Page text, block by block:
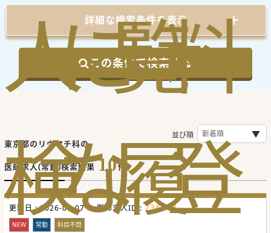
人
検
に
な
覧
履
料
登
詳細な検索条件を表示
この条件で検索する
東京都のリウマチ科の
医師求人(常勤)検索結果 10件
並び順
更新日 :2026-08-07 医師求人ID : 736554
NEW 常勤 科目不問